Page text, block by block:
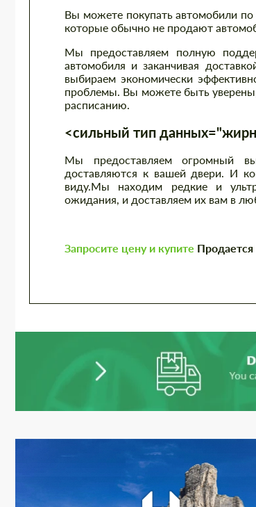
Вы можете покупать автомобили
которые обычно не продают
Мы предоставляем полную
автомобиля и заканчивая
выбираем экономически
проблемы. Вы можете быть
расписанию.
<сильный тип
Мы предоставляем огромный
доставляются к вашей двери. И
виду.Мы находим редкие и
ожидания, и доставляем их вам в
Запросите цену и купите Продается